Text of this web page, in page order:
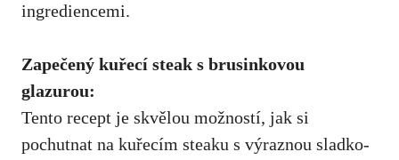
ingrediencemi.
Zapečený kuřecí steak s brusinkovou
glazurou:
Tento recept je skvělou možností, jak si
pochutnat na kuřecím steaku s výraznou sladko-